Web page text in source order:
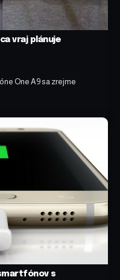
vraj plánuje
One A9 sa zrejme
smartfónov s